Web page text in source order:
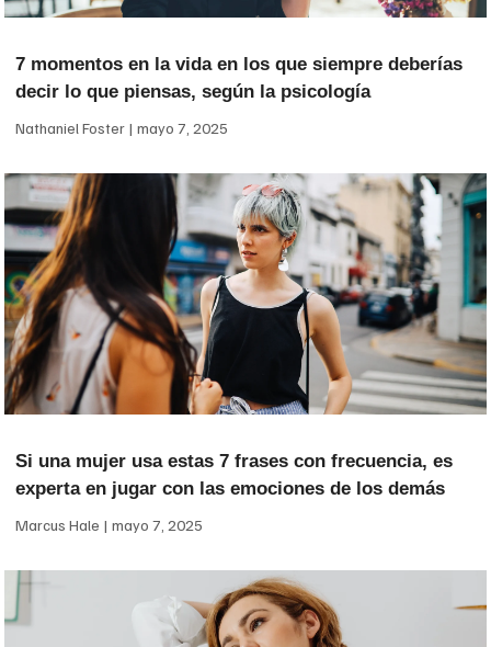
7 momentos en la vida en los que siempre deberías
decir lo que piensas, según la psicología
Nathaniel Foster mayo 7, 2025
Si una mujer usa estas 7 frases con frecuencia, es
experta en jugar con las emociones de los demás
Marcus Hale mayo 7, 2025